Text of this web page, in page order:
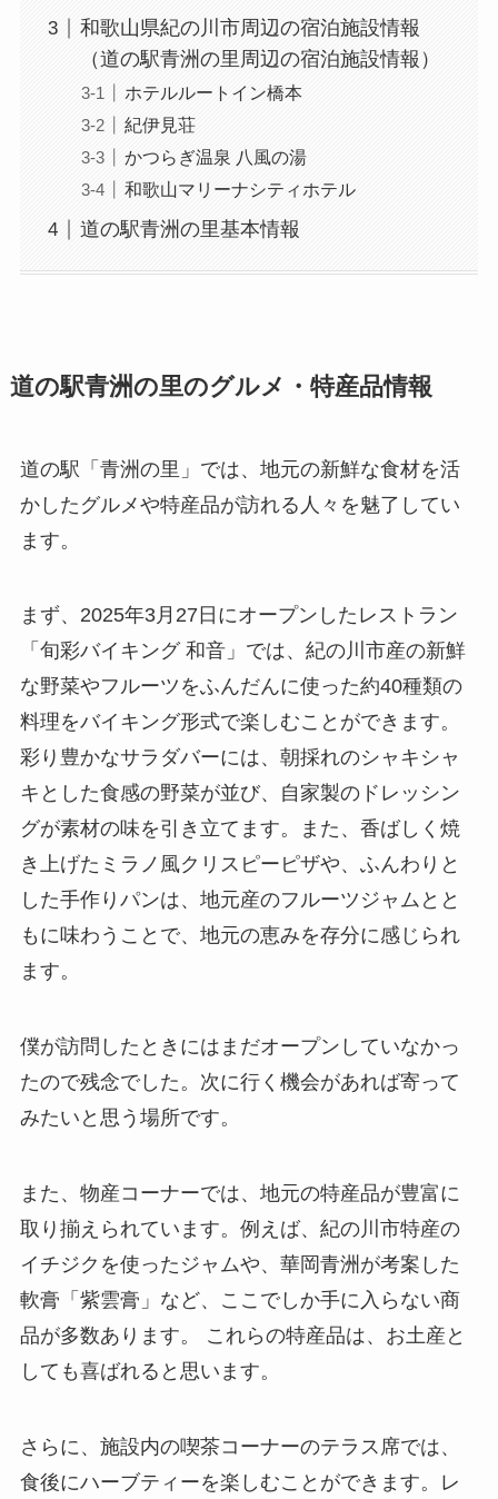
和歌山県紀の川市周辺の宿泊施設情報
（道の駅青洲の里周辺の宿泊施設情報）
ホテルルートイン橋本
紀伊見荘
かつらぎ温泉 八風の湯
和歌山マリーナシティホテル
道の駅青洲の里基本情報
道の駅青洲の里のグルメ・特産品情報
​道の駅「青洲の里」では、地元の新鮮な食材を活
かしたグルメや特産品が訪れる人々を魅了してい
ます。​
まず、2025年3月27日にオープンしたレストラン
「旬彩バイキング 和音」では、紀の川市産の新鮮
な野菜やフルーツをふんだんに使った約40種類の
料理をバイキング形式で楽しむことができます。 ​
彩り豊かなサラダバーには、朝採れのシャキシャ
キとした食感の野菜が並び、自家製のドレッシン
グが素材の味を引き立てます。​また、香ばしく焼
き上げたミラノ風クリスピーピザや、ふんわりと
した手作りパンは、地元産のフルーツジャムとと
もに味わうことで、地元の恵みを存分に感じられ
ます。
僕が訪問したときにはまだオープンしていなかっ
たので残念でした。次に行く機会があれば寄って
みたいと思う場所です。
また、物産コーナーでは、地元の特産品が豊富に
取り揃えられています。​例えば、紀の川市特産の
イチジクを使ったジャムや、華岡青洲が考案した
軟膏「紫雲膏」など、ここでしか手に入らない商
品が多数あります。 ​これらの特産品は、お土産と
しても喜ばれると思います。
さらに、施設内の喫茶コーナーのテラス席では、
食後にハーブティーを楽しむことができます。​レ